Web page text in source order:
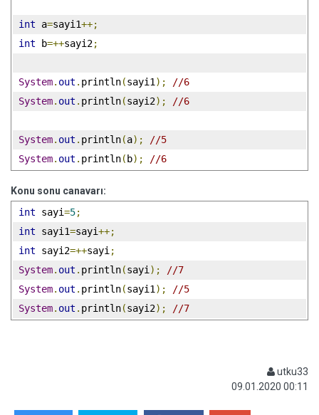
int a=sayi1++;
int b=++sayi2;
System. out . println(sayi1 );
//6
System. out . println(sayi2); //6
System. out . println(a);
//5
System. out . println( b); //6
Konu sonu canavarı:
int sayi=5;
int sayi1=sayi++;
int sayi2=++sayi ;
System. out . println(sayi );
//7
System. out . println(sayi1 );
//5
System. out . println(sayi2); //7
utku33
09.01.2020 00:11